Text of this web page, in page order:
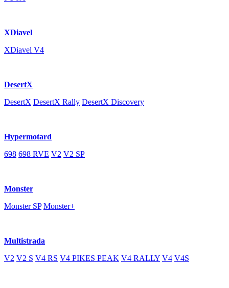
XDiavel
XDiavel V4
DesertX
DesertX DesertX Rally DesertX Discovery
Hypermotard
698 698 RVE V2 V2 SP
Monster
Monster SP Monster+
Multistrada
V2 V2 S V4 RS V4 PIKES PEAK V4 RALLY V4 V4S